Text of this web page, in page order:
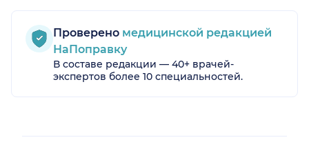
Проверено медицинской редакцией
НаПоправку
В составе редакции — 40+ врачей-
экспертов более 10 специальностей.